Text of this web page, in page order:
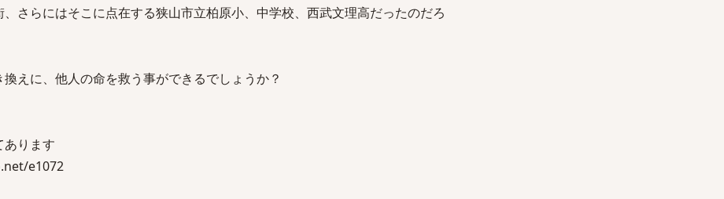
さらにはそこに点在する狭山市立柏原小、中学校、西武文理高だったのだろ
えに、他人の命を救う事ができるでしょうか？
あります
e1072